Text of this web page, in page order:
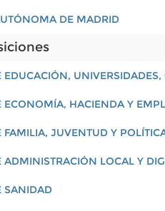
DE MADRID
EDUCACIÓN,
ECONOMÍA, HACIENDA Y
FAMILIA, JUVENTUD Y
ADMINISTRACIÓN LOCAL Y
SANIDAD